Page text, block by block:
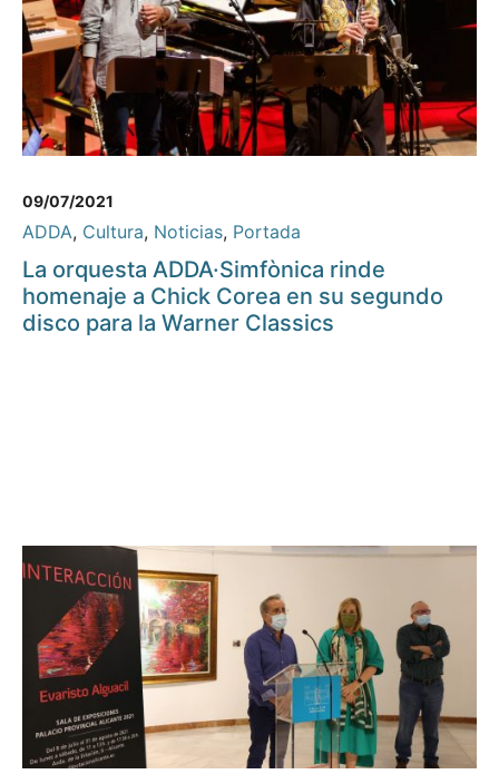
09/07/2021
ADDA, Cultura, Noticias, Portada
La orquesta ADDA·Simfònica rinde
homenaje a Chick Corea en su segundo
disco para la Warner Classics